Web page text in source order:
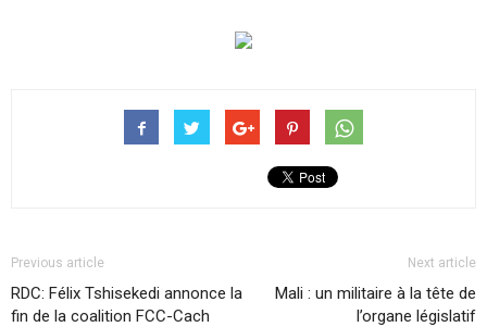
Previous article
RDC: Félix Tshisekedi annonce la
fin de la coalition FCC-Cach
Next article
Mali : un militaire à la tête de
l’organe législatif